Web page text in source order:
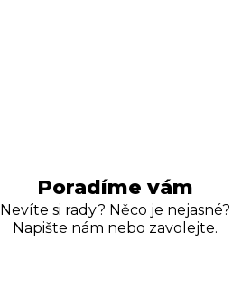
Poradíme vám
Nevíte si rady? Něco je nejasné?
Napište nám nebo zavolejte.